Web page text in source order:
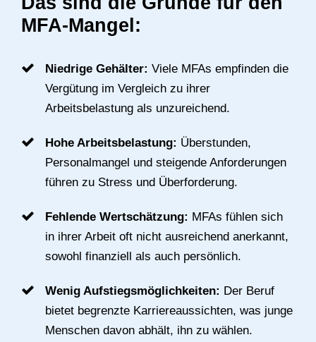
MFA-Mangel:
Niedrige Gehälter: Viele MFAs empfinden die
Vergütung im Vergleich zu ihrer
Arbeitsbelastung als unzureichend.
Hohe Arbeitsbelastung: Überstunden,
Personalmangel und steigende Anforderungen
führen zu Stress und Überforderung.
Fehlende Wertschätzung: MFAs fühlen sich
in ihrer Arbeit oft nicht ausreichend anerkannt,
sowohl finanziell als auch persönlich.
Wenig Aufstiegsmöglichkeiten: Der Beruf
bietet begrenzte Karriereaussichten, was junge
Menschen davon abhält, ihn zu wählen.